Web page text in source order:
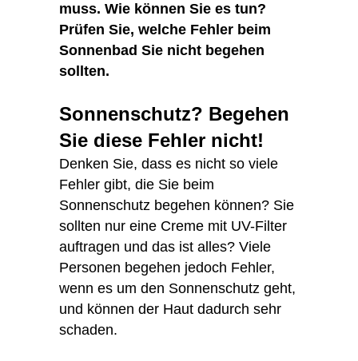
muss. Wie können Sie es tun?
Prüfen Sie, welche Fehler beim
Sonnenbad Sie nicht begehen
sollten.
Sonnenschutz? Begehen
Sie diese Fehler nicht!
Denken Sie, dass es nicht so viele
Fehler gibt, die Sie beim
Sonnenschutz begehen können? Sie
sollten nur eine Creme mit UV-Filter
auftragen und das ist alles? Viele
Personen begehen jedoch Fehler,
wenn es um den Sonnenschutz geht,
und können der Haut dadurch sehr
schaden.